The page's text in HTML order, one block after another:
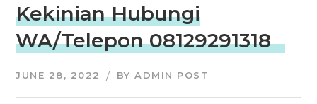
Kekinian Hubungi
WA/Telepon 08129291318
JUNE 28, 2022 BYADMIN POST